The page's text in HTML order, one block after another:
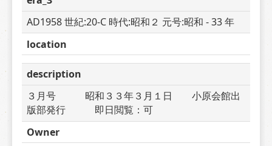
AD1958 世紀:20-C 時代:昭和２ 元号:昭和 - 33 年
location
description
３月号　　　昭和３３年３月１日　　小原会館出
版部発行　　　即日閲覧：可
Owner